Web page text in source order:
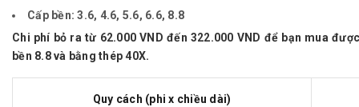
Cấp bền:3.6, 4.6, 5.6, 6.6, 8.8
Chi phí bỏ ra từ 62.000 VND đến 322.000 VND để bạn mua
bền 8.8 và bằng thép 40X.
Quy cách (phi x chiều dài)